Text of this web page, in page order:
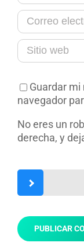
Guardar
navegador
No eres un
derecha, y